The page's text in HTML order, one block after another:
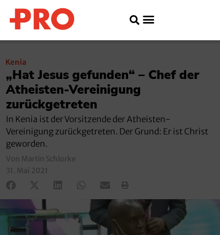
Kenia
„Hat Jesus gefunden“ – Chef der
Atheisten-Vereinigung
zurückgetreten
In Kenia ist der Vorsitzende der Atheisten-
Vereinigung zurückgetreten. Der Grund: Er ist Christ
geworden.
Von Martin Schlorke
31. Mai 2021